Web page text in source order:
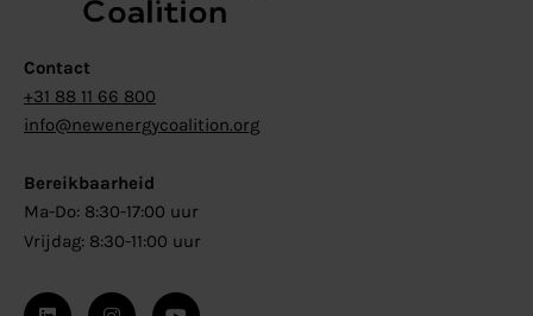
Contact
+31 88 11 66 800
info@newenergycoalition.org
Bereikbaarheid
Ma-Do: 8:30-17:00 uur
Vrijdag: 8:30-11:00 uur